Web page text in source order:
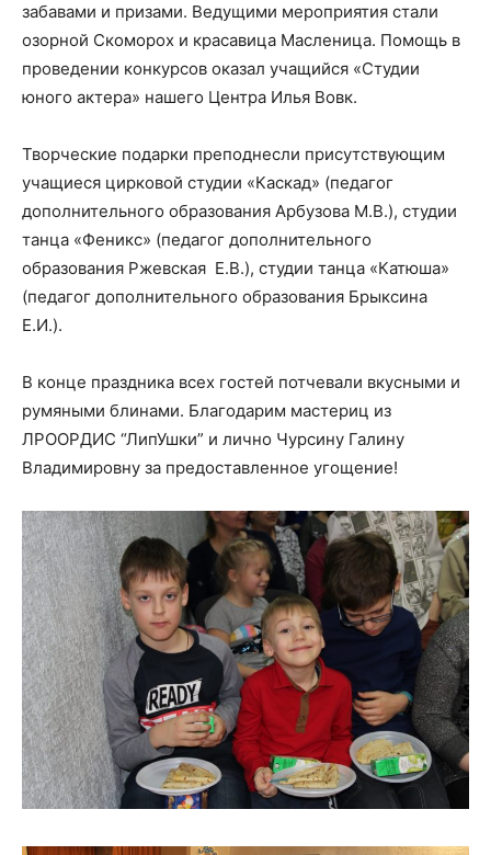
забавами и призами. Ведущими мероприятия стали
озорной Скоморох и красавица Масленица. Помощь в
проведении конкурсов оказал учащийся «Студии
юного актера» нашего Центра Илья Вовк.
Творческие подарки преподнесли присутствующим
учащиеся цирковой студии «Каскад» (педагог
дополнительного образования Арбузова М.В.), студии
танца «Феникс» (педагог дополнительного
образования Ржевская Е.В.), студии танца «Катюша»
(педагог дополнительного образования Брыксина
Е.И.).
В конце праздника всех гостей потчевали вкусными и
румяными блинами. Благодарим мастериц из
ЛРООРДИС “ЛипУшки” и лично Чурсину Галину
Владимировну за предоставленное угощение!